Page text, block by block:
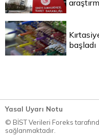
başladı
Yasal Uyarı Notu
© BİST Verileri Foreks
sağlanmaktadır.